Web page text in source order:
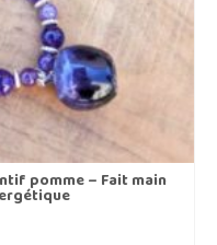
pomme – Fait main